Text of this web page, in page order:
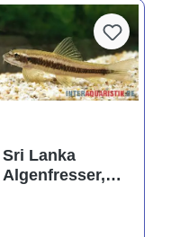
Sri Lanka
Algenfresser,